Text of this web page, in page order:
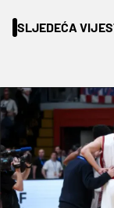
SLJEDEĆA